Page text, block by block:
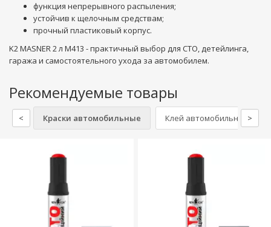
функция непрерывного распыления;
устойчив к щелочным средствам;
прочный пластиковый корпус.
K2 MASNER 2 л M413 - практичный выбор для СТО, детейлинга,
гаража и самостоятельного ухода за автомобилем.
Рекомендуемые товары
< Краски автомобильные Клей автомобильный>